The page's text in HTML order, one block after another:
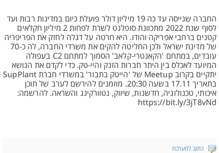
החברה שגייסה עד כה 19 מיליון דולר פועלת כיום במדינות רבות ועד
לסוף שנת 2022 מתכוונת סופלנט לשרת לפחות 2 מיליון חקלאים
קטנים ברחבי אפריקה והודו. היא חרטה על דגלה לחזק את הפריפריה
של מדינת ישראל ולכן החליטה להקים את משרדי החברה, לה כ-70
עובדים, במתחם 'הקאנטרי-קלאב' הסמוך למתחם C2 בעפולה
המיועד לאכלס בין היתר חברות הזנק והיי-טק. כדי לקדם את הנושא
יתקיים בקרוב Meetup של 'הייטק בתבור' במשרדי חברת SupPlant
בתאריך 17.11 בשעה 20:30. מוזמנים להירשם לערב של תוכן
איכותי, טכנולוגיה, חדשנות, שיווק, נטוורקינג והשראה. להרשמה:
https://bit.ly/3jT8vNd
כתוב למערכת